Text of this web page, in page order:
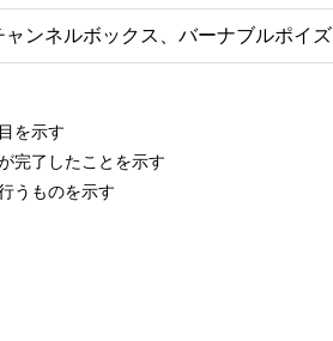
ャンネルボックス、バーナブルポイズ
を示す
完了したことを示す
うものを示す